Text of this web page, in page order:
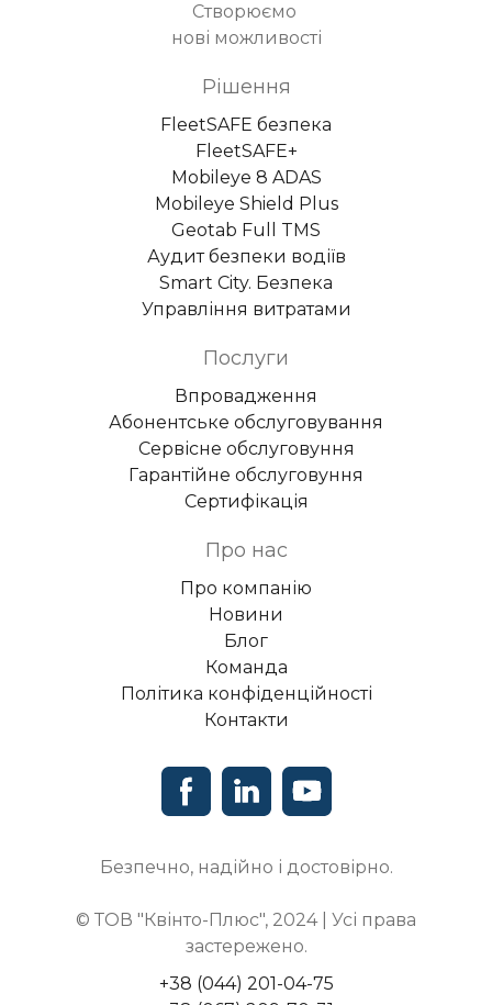
Створюємо
нові можливості
Рішення
FleetSAFE безпека
FleetSAFE+
Mobileye 8 ADAS
Mobileye Shield Plus
Geotab Full TMS
Аудит безпеки водіїв
Smart City. Безпека
Управління витратами
Послуги
Впровадження
Абонентське обслуговування
Сервісне обслуговуння
Гарантійне обслуговуння
Сертифікація
Про нас
Про компанію
Новини
Блог
Команда
Політика конфіденційності
Контакти
Безпечно, надійно і достовірно.
© ТОВ "Квінто-Плюс", 2024 | Усі права
застережено.
+38 (044) 201-04-75